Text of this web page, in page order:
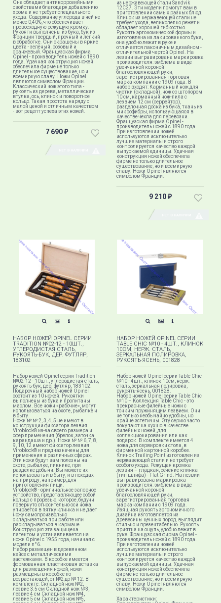
Она обладает антикоррозийными
свойствами благодаря добавлению
хрома и не требует специального
ухода. Содержание углерода в ней не
менее 0,40%, что обеспечивает
превосходную режущую кромку.
Рукояти выполнены из бука, бук из
Франции твёрдый, прочный и лёгкий
в обработке. Они окрашены в яркие
цвета - зелёный, розовый и
оранжевый. Французская фирма
Opinel - производитель ножей с 1890
года. Удачная конструкция ножей
обеспечила фирме не только
длительное существование, но и
всемирную славу. Ножи Opinel
являются символом Франции.
Классический нож этого типа -
рукоять из дерева, металлическая
втулка, ось, клинок и поворотное
кольцо. Такая простота наряду с
малой ценой и отличным качеством
- вот рецепт успеха этих ножей.
7 690 ₽
из нержавеющей стали Sandvik
12C27. Эти модели помогут вам в
приготовлении самых разных блюд!
Клинок из нержавеющей стали не
требует ухода, великолепно режет и
обладает хорошей гибкостью.
Рукоять эргономической формы и
изготовлена из лакированного бука,
она удобно лежит в руке и
отличается лаконичным дизайном -
отличительной чертой Opinel. На
лезвии выгравирована маркировка
производителя: эмблема в виде
увенчанной короной
благословляющей руки,
зарегистрированная торговая
марка компании с 1909 года. В
набор входят: Карманный нож для
чистки (складной), нож со штопором
10 см, карманный нож-пила с
лезвием 12 см (серрейтор),
разделочная доска из бука, ткань из
микрофибры, использующаяся в
качестве чехла для перевозки.
Французская фирма Opinel -
производитель ножей с 1890 года.
При изготовлении ножей
используются исключительно
лучшие материалы и строго
контролируется качество каждой
выпускаемой единицы. Удачная
конструкция ножей обеспечила
фирме не только длительное
существование, но и всемирную
славу. Ножи Opinel являются
символом Франции.
9 210 ₽
НАБОР НОЖЕЙ OPINEL СЕРИИ
TRADITION №02-12 - 10ШТ.,
УГЛЕРОДИСТАЯ СТАЛЬ,
РУКОЯТЬ-БУК, ДЕР. ФУТЛЯР,
183102
Набор ножей Opinel серии Tradition
№02-12 - 10шт., углеродистая сталь,
рукоять-бук, дер. футляр, 183102.
Подарочный набор ножей Opinel
состоит из 10 ножей. Рукоятки
выполнены из бука и пропитаны
маслом. Все ножи «рабочие», могут
использоваться на охоте, рыбалке и
в быту.
Ножи № № 2, 3, 4, 5 не имеют в
конструкции фиксатора лезвия
Viroblock® из-за своего размера и
сфер применения (брелок, заточка
карандаша и др.). Ножи № № 6, 7, 8,
9, 10, 12 имеют фиксатор лезвия
Viroblock® и предназначены для
применения в различных сферах.
Эти ножи будут вам полезны на
охоте, рыбалке, пикнике, при
разделке добычи. Вы можете их
использовать и в быту, и в походах
на природу, например, для
приготовления пищи.
Viroblock® - оригинальное запорное
устройство, представляющее собой
кольцо с прорезью, которое, будучи
повернуто относительно оси ножа,
упирается в пятку клинка и не дает
ножу самопроизвольно
складываться при работе или
раскладываться в кармане.
Конструкция эта защищена
патентом и устанавливается на
ножи Opinel с 1955 года, начиная с
модели n°6.
Набор размещен в деревянном
кейсе с металлическими
застежками. В коробке имеется
формованная пластиковая вставка
для размещения ножей, ножи
размещены в коробке по
возрастающей, от №2 до № 12. В
комплекте: Складной нож №2,
лезвие 3.5 см Складной нож №3,
лезвие 4 см Складной нож №4,
лезвие 5 см Складной нож №5,
НАБОР НОЖЕЙ OPINEL СЕРИИ
TABLE CHIC №10 - 4ШТ., КЛИНОК
10СМ, НЕРЖ. СТАЛЬ,
ЗЕРКАЛЬНАЯ ПОЛИРОВКА,
РУКОЯТЬ-ЯСЕНЬ, 001828
Набор ножей Opinel серии Table Chic
№10 - 4шт., клинок 10см, нерж.
сталь, зеркальная полировка,
рукоять-ясень, 001828.
Набор ножей Opinel серии Table Chic
№10 – Коллекция Table Chic - это
прекрасные филейные ножи с
тонким пружинящим лезвием. Они
не только необычайно удобны, но
крайне эстетичны. Эту серию часто
покупают на кухню в качестве
филейных ножей, для
коллекционирования или как
подарок. В комплекте имеется 4
ножа для сервировки стола, в
фирменной картонной коробке.
Клинок Trailing Point изготовлен из
нержавеющей стали и не требует
особого ухода. Режущая кромка
лезвия – гладкая, сечение клинка
(тип шлифа) - Flat Grind. На лезвии
выгравирована маркировка
производителя: эмблема в виде
увенчанной короной
благословляющей руки,
зарегистрированная торговая
марка компании с 1909 года.
Изящная рукоять эргономичного
дизайна изготовляется из
древесины ценных пород, выглядит
стильно и презентабельно. Рукоять
приятна на ощупь, удобно лежит в
руке. Французская фирма Opinel -
производитель ножей с 1890 года.
При изготовлении ножей
используются исключительно
лучшие материалы и строго
контролируется качество каждой
выпускаемой единицы. Удачная
конструкция ножей обеспечила
фирме не только длительное
существование, но и всемирную
славу. Ножи Opinel являются
символом Франции.
Характеристики: